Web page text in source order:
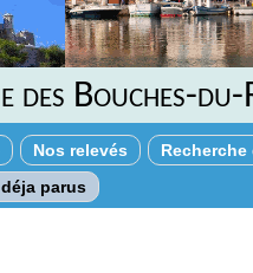
des Bouches-du-
Nos relevés Recherche
parus